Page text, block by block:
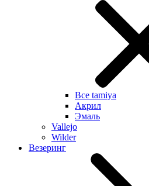
Все tamiya
Акрил
Эмаль
Vallejo
Wilder
Везеринг